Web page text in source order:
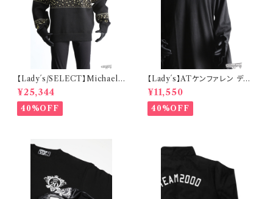
【Lady´s/SELECT】Michael
Michael Kors ビジューセータ
ー
¥25,344
40%OFF
【Lady´s】ATケンファレン デコ
スリーブTEE
¥11,550
40%OFF